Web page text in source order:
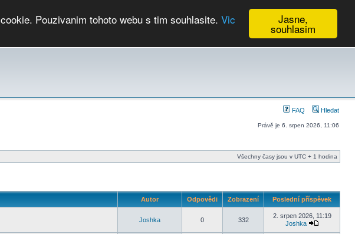
Jasne,
souhlasim
Pouzivanim tohoto webu s tim souhlasite. Vic
FAQ Hledat
Právě je 6. srpen 2026, 11:06
Všechny časy jsou v UTC + 1 hodina
Autor Odpovědi Zobrazení Poslední příspěvek
Joshka 0 332
2. srpen 2026, 11:19
Joshka